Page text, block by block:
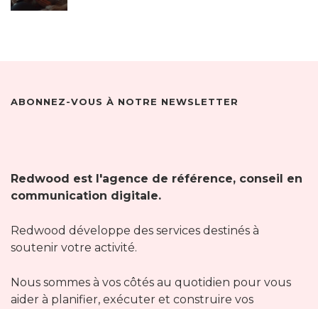
ABONNEZ-VOUS À NOTRE NEWSLETTER
Redwood est l'agence de référence, conseil en
communication digitale.
Redwood développe des services destinés à
soutenir votre activité.
Nous sommes à vos côtés au quotidien pour vous
aider à planifier, exécuter et construire vos